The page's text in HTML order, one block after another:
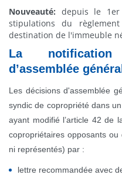
Nouveauté: depuis le
stipulations du
destination de l'immeuble
La
d’assemblée
Les décisions d'assemblée
syndic de copropriété dans
ayant modifié l’article 42 de
copropriétaires opposants
ni représentés) par :
lettre recommandée avec